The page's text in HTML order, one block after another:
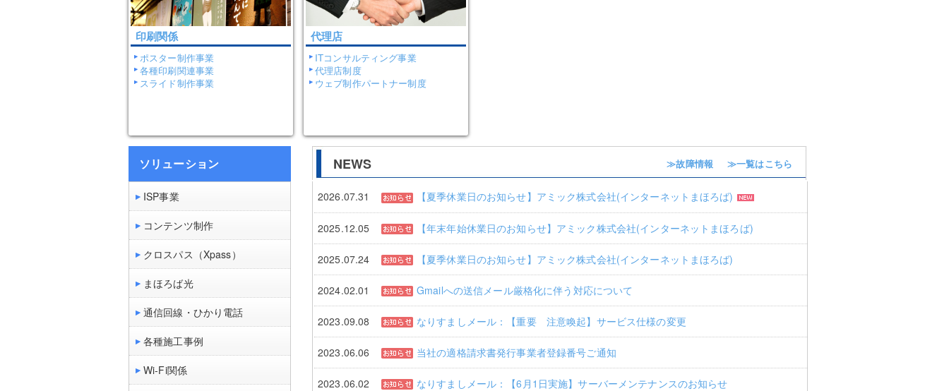
印刷関係
ポスター制作事業
各種印刷関連事業
スライド制作事業
代理店
ITコンサルティング事業
代理店制度
ウェブ制作パートナー制度
NEWS ≫一覧はこちら
≫故障情報
2026.07.31 【夏季休業日のお知らせ】アミック株式会社(インターネットまほろば)
2025.12.05 【年末年始休業日のお知らせ】アミック株式会社(インターネットまほろば)
2025.07.24 【夏季休業日のお知らせ】アミック株式会社(インターネットまほろば)
2024.02.01 Gmailへの送信メール厳格化に伴う対応について
2023.09.08 なりすましメール：【重要 注意喚起】サービス仕様の変更
2023.06.06 当社の適格請求書発行事業者登録番号ご通知
2023.06.02 なりすましメール：【6月1日実施】サーバーメンテナンスのお知らせ
ソリューション
ISP事業
コンテンツ制作
クロスパス（Xpass）
まほろば光
通信回線・ひかり電話
各種施工事例
Wi-Fi関係